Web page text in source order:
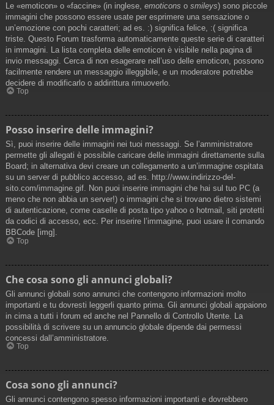
Le «emoticon» o «faccine» (in inglese, emoticons o smileys) sono piccole
immagini che possono essere usate per esprimere una sensazione o
un’emozione con pochi caratteri; ad es. :) significa felice, :( significa
triste. Questo Forum trasforma automaticamente queste serie di caratteri
in immagini. La lista completa delle emoticon è visibile nella pagina di
invio messaggi. Cerca di non esagerare nell’uso delle emoticon, possono
facilmente rendere un messaggio illeggibile, e un moderatore potrebbe
decidere di modificarlo o addirittura rimuoverlo.
Top
Posso inserire delle immagini?
Sì, puoi inserire delle immagini nei tuoi messaggi. Se l’amministratore
permette gli allegati è possibile caricare delle immagini direttamente sulla
Board; in alternativa devi creare un collegamento a un’immagine ospitata
su un server di pubblico accesso, ad es. http://www.indirizzo-del-
sito.com/immagine.gif. Non puoi inserire immagini che hai sul tuo PC (a
meno che non abbia un server!) o immagini che si trovano dietro sistemi
di autenticazione, come caselle di posta tipo yahoo o hotmail, siti protetti
da codici di accesso, ecc. Per inserire l’immagine, puoi usare il comando
BBCode [img].
Top
Che cosa sono gli annunci globali?
Gli annunci globali sono annunci che contengono informazioni molto
importanti e tu dovresti leggerli quanto prima. Gli annunci globali appaiono
in cima a tutti i forum ed anche nel Pannello di Controllo Utente. La
possibilità di scrivere su un annuncio globale dipende dai permessi
concessi dall’amministratore.
Top
Cosa sono gli annunci?
Gli annunci contengono spesso informazioni importanti e dovrebbero